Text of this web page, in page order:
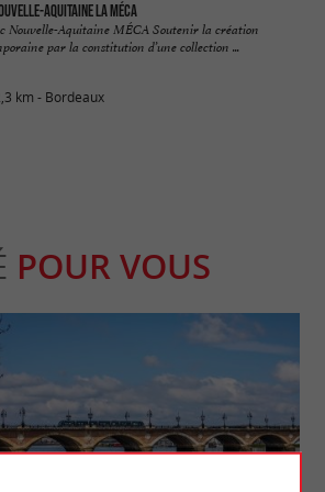
Aquitaine La MÉCA
Nouvelle-Aquitaine MÉCA Soutenir la création
par la constitution d’une collection ...
km - Bordeaux
POUR VOUS